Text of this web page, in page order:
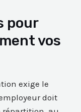
pour
vos
exige le
doit